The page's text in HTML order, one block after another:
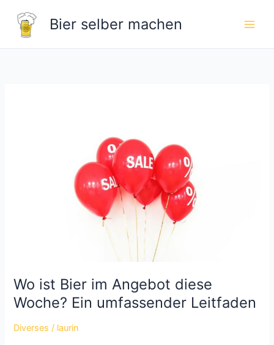
Inhalt
springen
Bier selber machen
Wo ist Bier im Angebot diese
Woche? Ein umfassender Leitfaden
Diverses / laurin